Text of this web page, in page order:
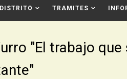
TRAMITES
"El trabajo que